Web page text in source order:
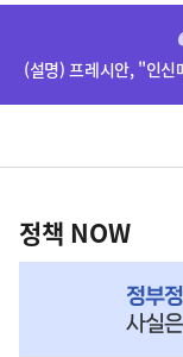
배
영
책
NOW,
정책 NOW